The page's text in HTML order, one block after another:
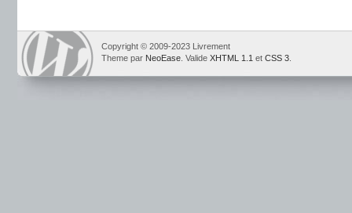
Copyright © 2009-2023 Livrement
Theme par NeoEase . Valide XHTML 1.1 et CSS 3